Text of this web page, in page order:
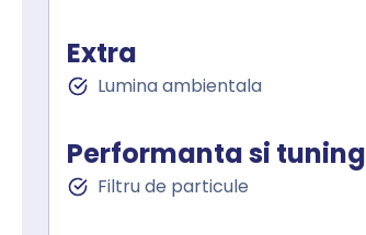
Extra
Lumina ambientala
Performanta si tuning
Filtru de particule